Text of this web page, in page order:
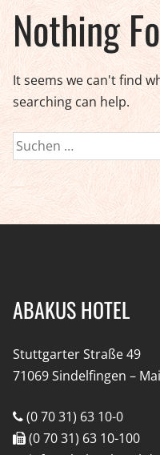
Nothing
It seems we can't find
searching can help.
Suchen
nach:
ABAKUS HOTEL
Stuttgarter Straße 49
71069 Sindelfingen –
(0 70 31) 63 10-0
(0 70 31) 63 10-100